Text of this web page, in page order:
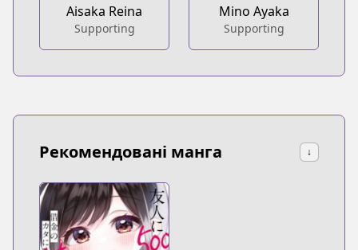
Aisaka Reina
Supporting
Mino Ayaka
Supporting
Рекомендовані манга ↓